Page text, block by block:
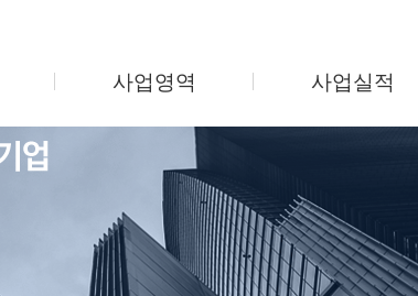
사업영역
보안관리
주차관리
사업실적
주상복합/오피스텔
학교 및 병원